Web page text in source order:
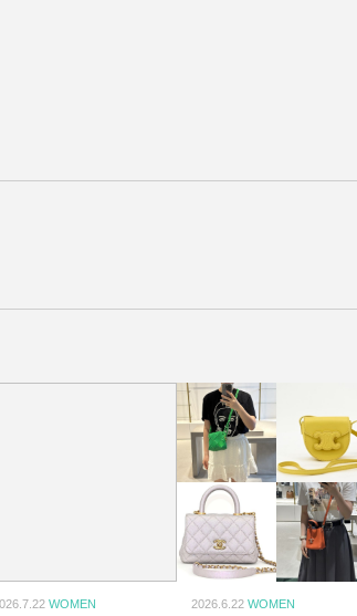
WOMEN 2026.6.22 WOMEN